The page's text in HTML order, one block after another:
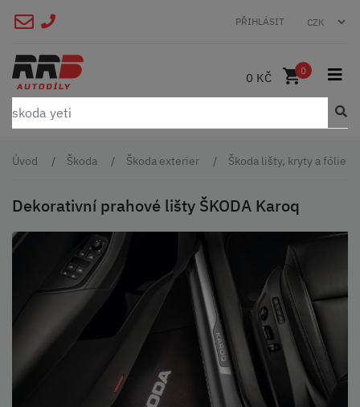
PŘIHLÁSIT
0 KČ 0
Úvod Škoda Škoda exterier Škoda lišty, kryty a fólie
Dekorativní prahové lišty ŠKODA Karoq